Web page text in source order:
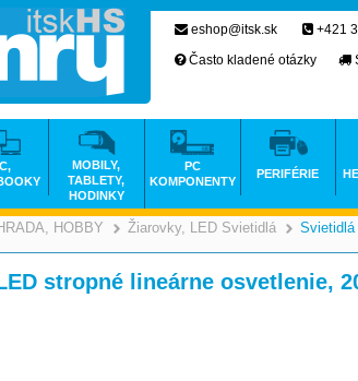
HOBBY Žiarovky, LED Svietidlá Svietidlá
stropné lineárne osvetlenie,
eshop@itsk.sk +421
Často kladené otázky
MOBILY,
TABLETY,
HODINKY
PC
KOMPONENTY
PERIFÉRIE